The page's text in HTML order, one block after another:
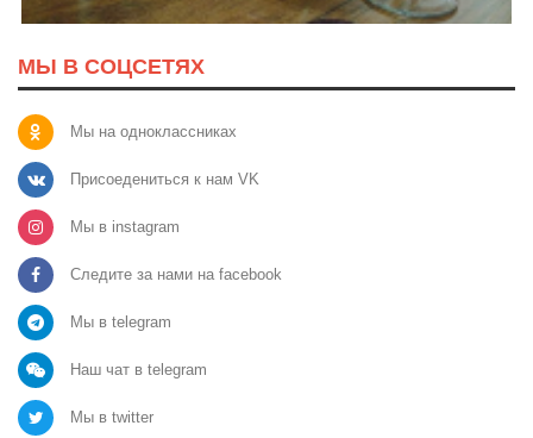
МЫ В СОЦСЕТЯХ
Мы на одноклассниках
Присоедениться к нам VK
Мы в instagram
Следите за нами на facebook
Мы в telegram
Наш чат в telegram
Мы в twitter